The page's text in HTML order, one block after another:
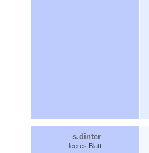
s.dinter
leeres Blatt